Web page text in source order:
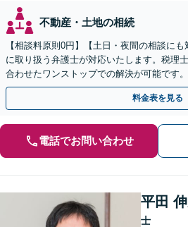
不動産・土地の相続
【相談料原則0円】【土日・夜間の相談に
に取り扱う弁護士が対応いたします。税理
合わせたワンストップでの解決が可能です。
料金表を見る
電話でお問い合わせ
平田
士